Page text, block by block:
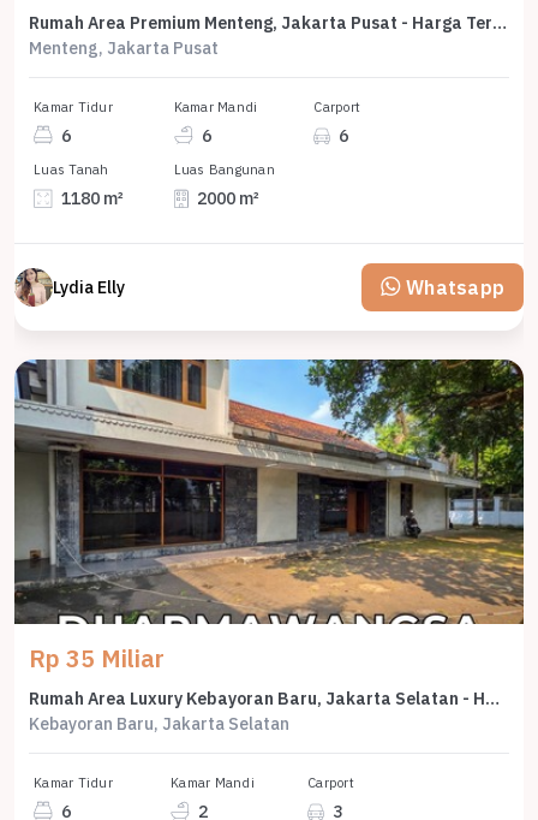
Rumah Area Premium Menteng, Jakarta Pusat - Harga Terbaik 158 Miliar
Menteng, Jakarta Pusat
Kamar Tidur
6
Kamar Mandi
6
Carport
6
Luas Tanah
1180 m²
Luas Bangunan
2000 m²
Lydia Elly Whatsapp
Rp 35 Miliar
Rumah Area Luxury Kebayoran Baru, Jakarta Selatan - Harga Terbaik 35 Miliar
Kebayoran Baru, Jakarta Selatan
Kamar Tidur
6
Kamar Mandi
2
Carport
3